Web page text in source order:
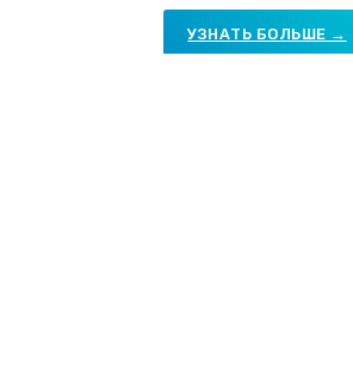
УЗНАТЬ БОЛЬШЕ →